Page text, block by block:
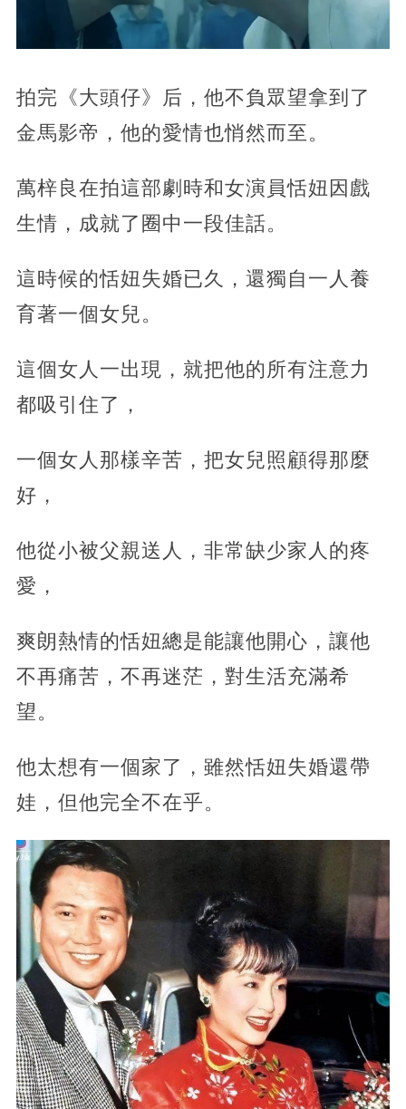
拍完《大頭仔》后，他不負眾望拿到了
金馬影帝，他的愛情也悄然而至。
萬梓良在拍這部劇時和女演員恬妞因戲
生情，成就了圈中一段佳話。
這時候的恬妞失婚已久，還獨自一人養
育著一個女兒。
這個女人一出現，就把他的所有注意力
都吸引住了，
一個女人那樣辛苦，把女兒照顧得那麼
好，
他從小被父親送人，非常缺少家人的疼
愛，
爽朗熱情的恬妞總是能讓他開心，讓他
不再痛苦，不再迷茫，對生活充滿希
望。
他太想有一個家了，雖然恬妞失婚還帶
娃，但他完全不在乎。